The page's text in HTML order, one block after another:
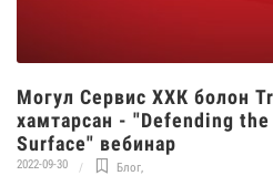
Могул Сервис ХХК болон
хамтарсан - "Defending
Surface" вебинар
2022-09-30 Блог,